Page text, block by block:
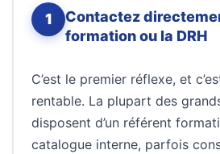
1
Contactez
formation ou la DRH
C’est le premier réflexe, et
rentable. La plupart des
disposent d’un référent
catalogue interne, parfois